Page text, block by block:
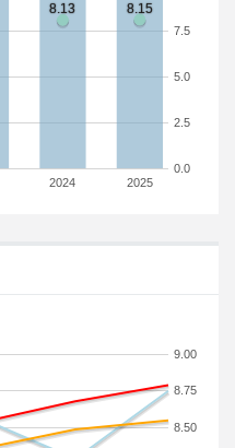
2024 2025
0.0
2.5
5.0
7.5
8.50
8.75
9.00